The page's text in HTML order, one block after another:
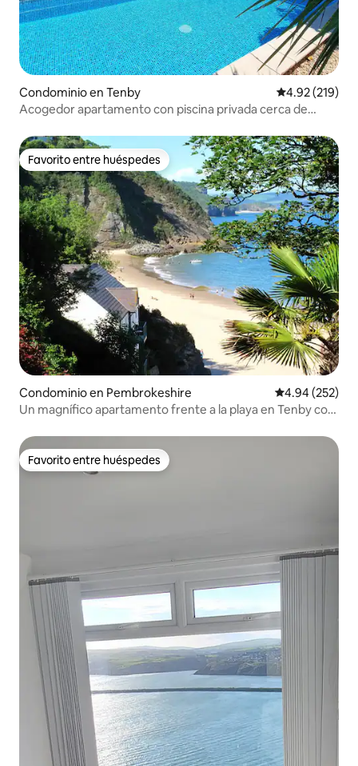
Condominio en Tenby Calificación
4.92 (219)
Acogedor apartamento con piscina privada cerca de
Favorito entre huéspedes
Favorito entre huéspedes
Condominio en Pembrokeshire Calificación
4.94 (252)
Un magnífico apartamento frente a la playa en Tenby con
Favorito entre huéspedes
Favorito entre huéspedes